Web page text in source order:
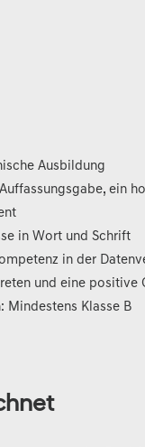
Ausbildung
ein
in Wort und Schrift
in der
und eine positive
Mindestens Klasse B